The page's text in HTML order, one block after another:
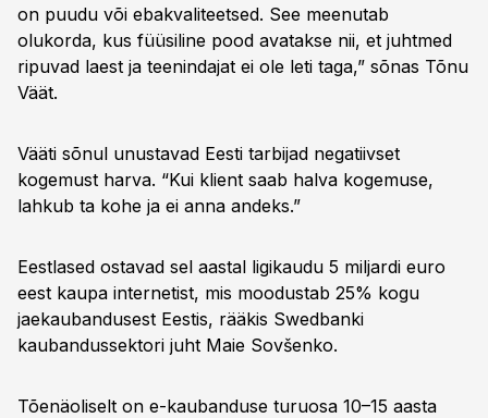
on puudu või ebakvaliteetsed. See meenutab
olukorda, kus füüsiline pood avatakse nii, et juhtmed
ripuvad laest ja teenindajat ei ole leti taga,” sõnas Tõnu
Väät.
Vääti sõnul unustavad Eesti tarbijad negatiivset
kogemust harva. “Kui klient saab halva kogemuse,
lahkub ta kohe ja ei anna andeks.”
Eestlased ostavad sel aastal ligikaudu 5 miljardi euro
eest kaupa internetist, mis moodustab 25% kogu
jaekaubandusest Eestis, rääkis Swedbanki
kaubandussektori juht Maie Sovšenko.
Tõenäoliselt on e-kaubanduse turuosa 10–15 aasta